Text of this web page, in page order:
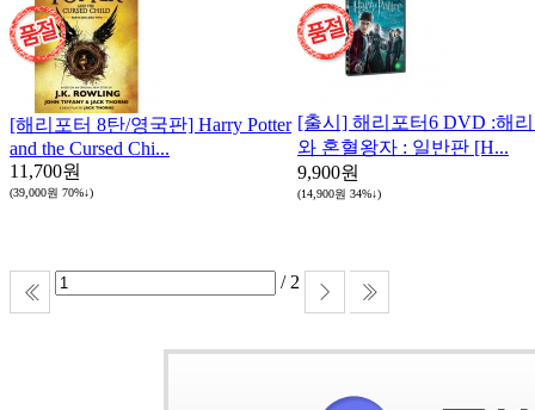
[해리포터 8탄/영국판] Harry Potter
and the Cursed Chi...
11,700원
(39,000원 70%↓)
[출시] 해리포터6 DVD :해
와 혼혈왕자 : 일반판 [H...
9,900원
(14,900원 34%↓)
/ 2